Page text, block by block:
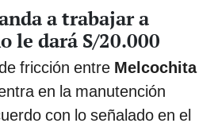
a trabajar a
le dará S/20.000
fricción entre Melcochita
en la manutención
con lo señalado en el